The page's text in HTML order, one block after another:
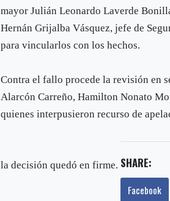
mayor Julián Leonardo Laverde
Hernán Grijalba Vásquez, jefe de
para vincularlos con los hechos.
Contra el fallo procede la revisión en
Alarcón Carreño, Hamilton Nonato
quienes interpusieron recurso de
la decisión quedó en firme. SHARE:
Facebook